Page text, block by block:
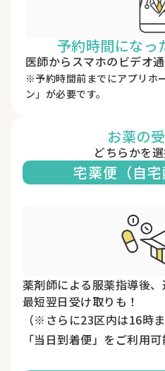
予約時間になっ
医師からスマホのビデオ
※予約時間前までにアプリホ
ン」が必要です。
お薬の
どちらかを
宅薬便（自宅
薬剤師による服薬指導後、
最短翌日受け取りも！
（※さらに23区内は16時
「当日到着便」をご利用可